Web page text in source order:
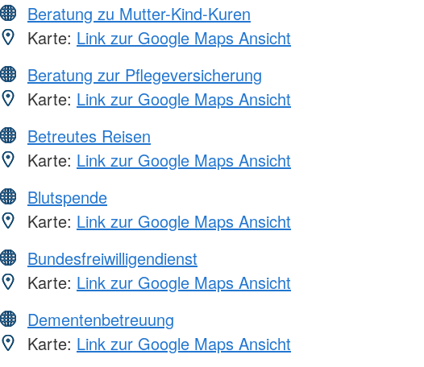
Beratung zu Mutter-Kind-Kuren
Karte: Link zur Google Maps Ansicht
Beratung zur Pflegeversicherung
Karte: Link zur Google Maps Ansicht
Betreutes Reisen
Karte: Link zur Google Maps Ansicht
Blutspende
Karte: Link zur Google Maps Ansicht
Bundesfreiwilligendienst
Karte: Link zur Google Maps Ansicht
Dementenbetreuung
Karte: Link zur Google Maps Ansicht